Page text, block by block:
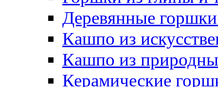
Деревянные
Кашпо из
Кашпо из
Керамические